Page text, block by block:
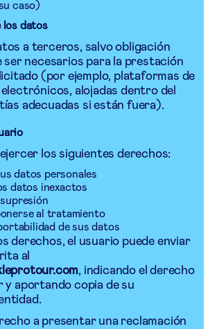
caso)
los datos
a terceros, salvo obligación
ser necesarios para la prestación
(por ejemplo, plataformas de
alojadas dentro del
adecuadas si están fuera).
los siguientes derechos:
datos personales
datos inexactos
al tratamiento
de sus datos
derechos, el usuario puede enviar
al
, indicando el derecho
y aportando copia de su
a presentar una reclamación